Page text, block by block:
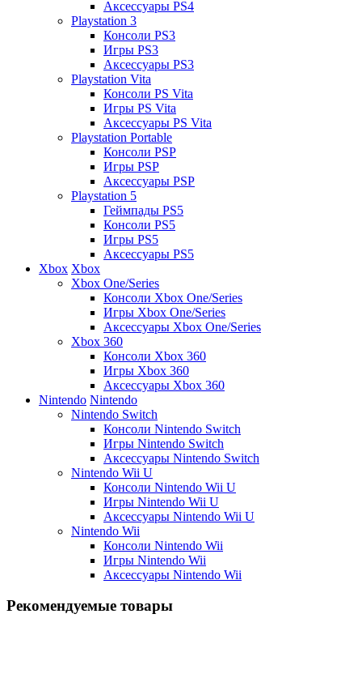
Аксессуары PS4
Playstation 3
Консоли PS3
Игры PS3
Аксессуары PS3
Playstation Vita
Консоли PS Vita
Игры PS Vita
Аксессуары PS Vita
Playstation Portable
Консоли PSP
Игры PSP
Аксессуары PSP
Playstation 5
Геймпады PS5
Консоли PS5
Игры PS5
Аксессуары PS5
Xbox Xbox
Xbox One/Series
Консоли Xbox One/Series
Игры Xbox One/Series
Аксессуары Xbox One/Series
Xbox 360
Консоли Xbox 360
Игры Xbox 360
Аксессуары Xbox 360
Nintendo Nintendo
Nintendo Switch
Консоли Nintendo Switch
Игры Nintendo Switch
Аксессуары Nintendo Switch
Nintendo Wii U
Консоли Nintendo Wii U
Игры Nintendo Wii U
Аксессуары Nintendo Wii U
Nintendo Wii
Консоли Nintendo Wii
Игры Nintendo Wii
Аксессуары Nintendo Wii
Рекомендуемые товары